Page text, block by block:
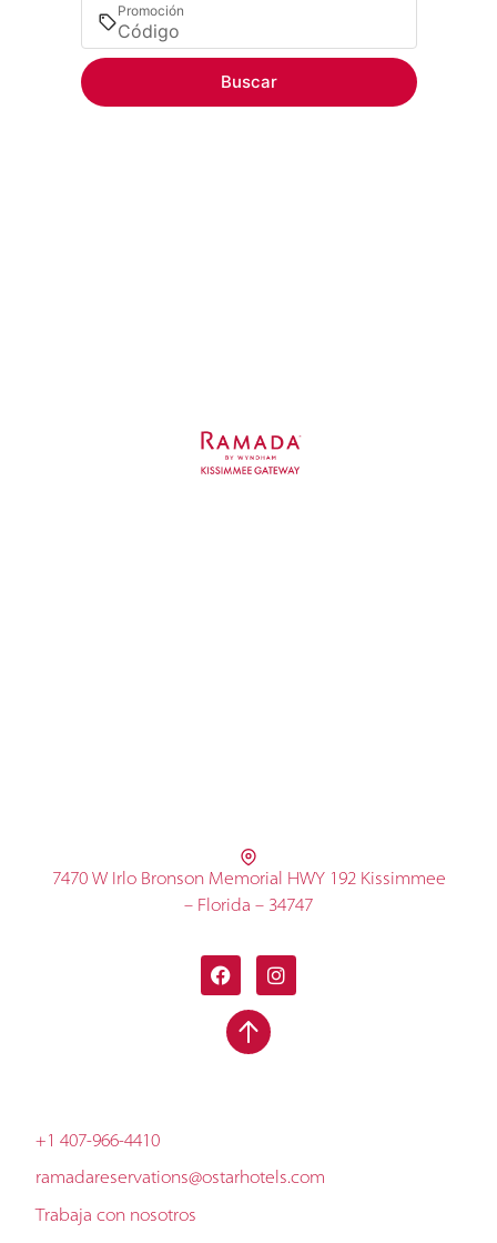
Promoción
Buscar
7470 W Irlo Bronson Memorial HWY 192 Kissimmee
– Florida – 34747
+1 407-966-4410
ramadareservations@ostarhotels.com
Trabaja con nosotros